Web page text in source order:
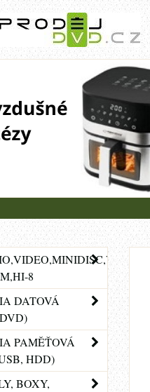
8
DATOVÁ
PAMĚŤOVÁ
HDD)
BOXY,